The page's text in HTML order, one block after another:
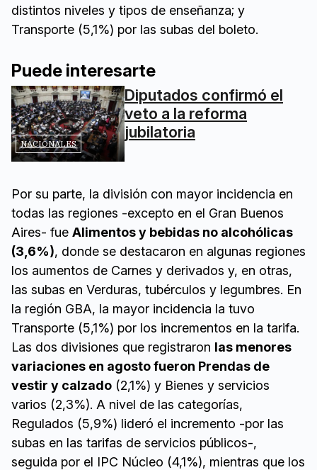
distintos niveles y tipos de enseñanza; y
Transporte (5,1%) por las subas del boleto.
Puede interesarte
NACIONALES
Diputados confirmó el
veto a la reforma
jubilatoria
Por su parte, la división con mayor incidencia en
todas las regiones -excepto en el Gran Buenos
Aires- fue Alimentos y bebidas no alcohólicas
(3,6%), donde se destacaron en algunas regiones
los aumentos de Carnes y derivados y, en otras,
las subas en Verduras, tubérculos y legumbres. En
la región GBA, la mayor incidencia la tuvo
Transporte (5,1%) por los incrementos en la tarifa.
Las dos divisiones que registraron las menores
variaciones en agosto fueron Prendas de
vestir y calzado (2,1%) y Bienes y servicios
varios (2,3%). A nivel de las categorías,
Regulados (5,9%) lideró el incremento -por las
subas en las tarifas de servicios públicos-,
seguida por el IPC Núcleo (4,1%), mientras que los